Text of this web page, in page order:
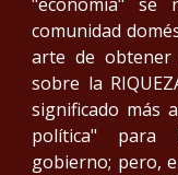
comunidad
arte de obtener
sobre la
significado más
política" para
gobierno; pero,